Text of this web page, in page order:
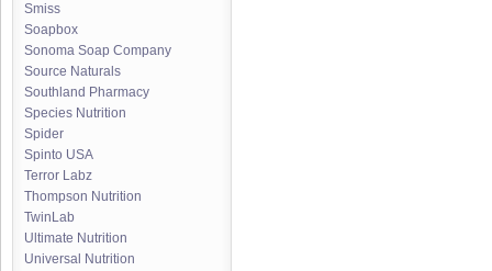
Smiss
Soapbox
Sonoma Soap Company
Source Naturals
Southland Pharmacy
Species Nutrition
Spider
Spinto USA
Terror Labz
Thompson Nutrition
TwinLab
Ultimate Nutrition
Universal Nutrition